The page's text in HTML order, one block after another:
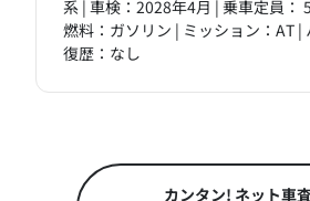
系 | 車検：2028年4月 | 乗車定員：
燃料：ガソリン | ミッション：AT |
復歴：なし
カンタン! ネット車